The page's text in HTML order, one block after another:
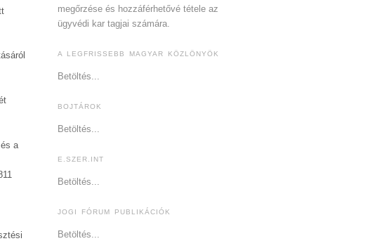
a
megőrzése és hozzáférhetővé tétele az
ügyvédi kar tagjai számára.
A LEGFRISSEBB MAGYAR KÖZLÖNYÖK
Betöltés...
BOJTÁROK
Betöltés...
E.SZER.INT
Betöltés...
JOGI FÓRUM PUBLIKÁCIÓK
Betöltés...